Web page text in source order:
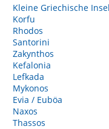
Kleine Griechische
Korfu
Rhodos
Santorini
Zakynthos
Kefalonia
Lefkada
Mykonos
Evia / Euböa
Naxos
Thassos